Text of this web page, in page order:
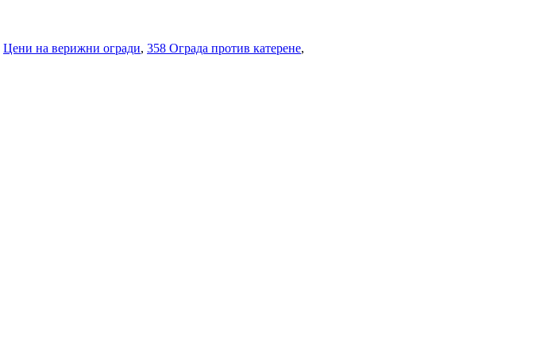
Цени на верижни огради, 358 Ограда против катерене,